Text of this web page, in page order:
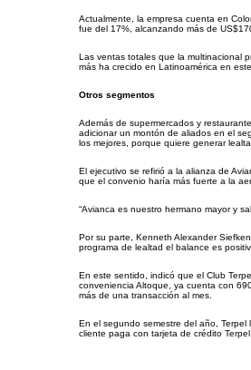
Actualmente, la empresa cuenta en
fue del 17%, alcanzando más de
Las ventas totales que la multinacional
más ha crecido en Latinoamérica en
Otros segmentos
Además de supermercados y
adicionar un montón de aliados en el
los mejores, porque quiere generar
El ejecutivo se refirió a la alianza de
que el convenio haría más fuerte a la
“Avianca es nuestro hermano mayor y
Por su parte, Kenneth Alexander
programa de lealtad el balance es
En este sentido, indicó que el Club
conveniencia Altoque, ya cuenta con
más de una transacción al mes.
En el segundo semestre del año,
cliente paga con tarjeta de crédito